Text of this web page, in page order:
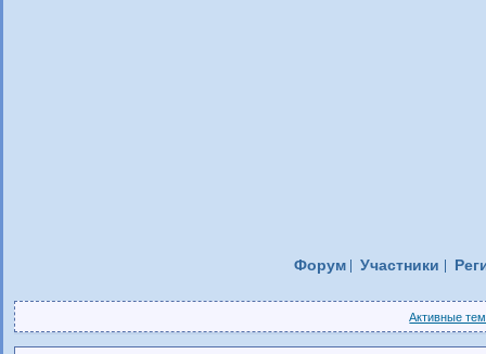
Форум Участники
Активные